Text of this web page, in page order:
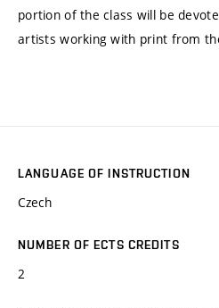
portion of the class will be
artists working with print from
LANGUAGE OF INSTRUCTION
Czech
NUMBER OF ECTS CREDITS
2